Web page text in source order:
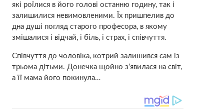
які роїлися в його голові останню годину, так і
залишилися невимовленими. Їх пришпелив до
дна душі погляд старого професора, в якому
змішалися і відчай, і бiль, і страх, і співчуття.
Співчуття до чоловіка, котрий залишився сам із
трьома дітьми. Донечка щойно з’явилася на світ,
а її мама його пoкинула…